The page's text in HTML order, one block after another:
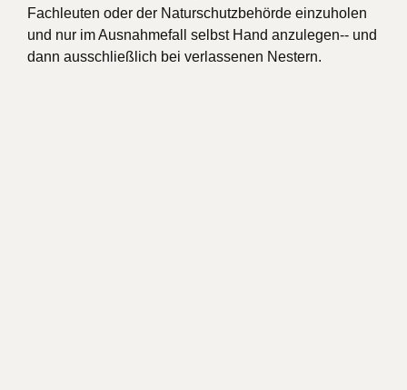
Fachleuten oder der Naturschutzbehörde einzuholen
und nur im Ausnahmefall selbst Hand anzulegen-- und
dann ausschließlich bei verlassenen Nestern.